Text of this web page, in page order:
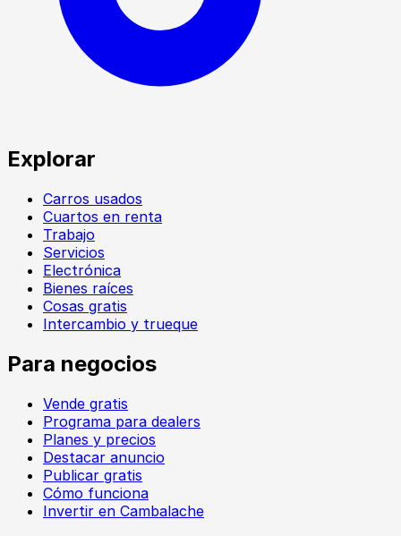
Explorar
Carros usados
Cuartos en renta
Trabajo
Servicios
Electrónica
Bienes raíces
Cosas gratis
Intercambio y trueque
Para negocios
Vende gratis
Programa para dealers
Planes y precios
Destacar anuncio
Publicar gratis
Cómo funciona
Invertir en Cambalache